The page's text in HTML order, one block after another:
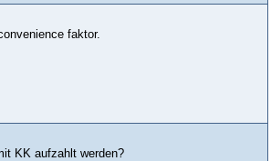
faktor.
KK aufzahlt werden?